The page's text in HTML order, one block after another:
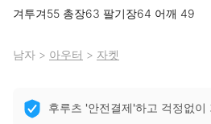
겨투겨55 총장63 팔기장64 어깨 49
남자 > 아우터 > 자켓
후루츠 '안전결제'하고 걱정없이